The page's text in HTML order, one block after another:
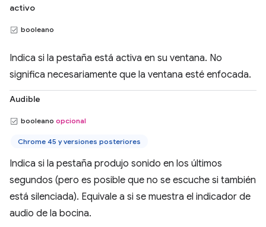
activo
booleano
Indica si la pestaña está activa en su ventana. No
significa necesariamente que la ventana esté enfocada.
Audible
booleano opcional
Chrome 45 y versiones posteriores
Indica si la pestaña produjo sonido en los últimos
segundos (pero es posible que no se escuche si también
está silenciada). Equivale a si se muestra el indicador de
audio de la bocina.